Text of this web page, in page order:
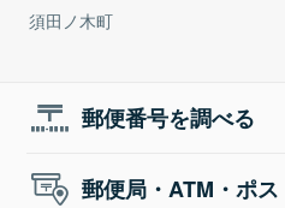
須田ノ木町
郵便番号を調べる
郵便局・ATM・ポ